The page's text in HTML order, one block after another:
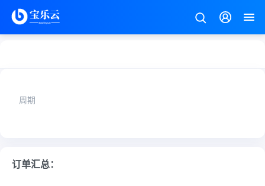
周期
订单汇总：